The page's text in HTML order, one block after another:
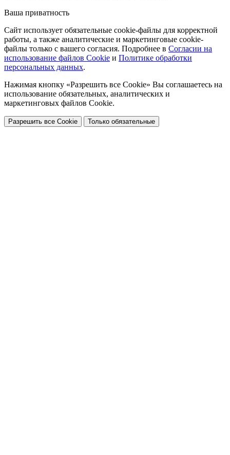
Ваша приватность
Сайт использует обязательные cookie-файлы для корректной
работы, а также аналитические и маркетинговые cookie-
файлы только с вашего согласия. Подробнее в Согласии на
использование файлов Cookie и Политике обработки
персональных данных.
Нажимая кнопку «Разрешить все Cookie» Вы соглашаетесь на
использование обязательных, аналитических и
маркетинговых файлов Cookie.
Разрешить все Cookie Только обязательные